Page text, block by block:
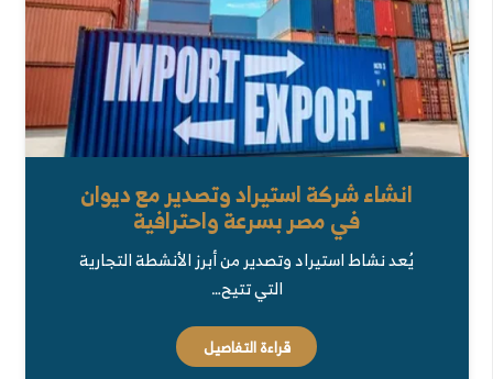
انشاء شركة استيراد وتصدير مع ديوان
في مصر بسرعة واحترافية
يُعد نشاط استيراد وتصدير من أبرز الأنشطة التجارية
التي تتيح…
قراءة التفاصيل